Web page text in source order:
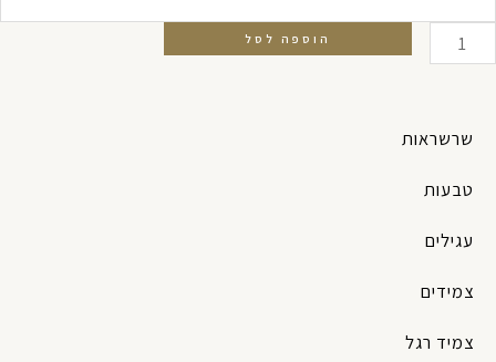
אתני
כסף
הוספה לסל
שרשראות
טבעות
עגילים
צמידים
צמיד רגל